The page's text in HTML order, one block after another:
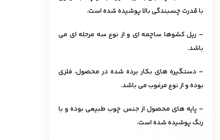
با قدرت چسبندگی بالا پوشیده شده است.
– ریل کشوها ساچمه ای و از نوع سه مرحله ای می
باشد.
– دستگیره های بکار برده شده در محصول، فلزی
بوده و از نوع مرغوب می باشد.
– پایه های محصول از جنس چوب طبیعی بوده و با
رنگ پوشیده شده است.